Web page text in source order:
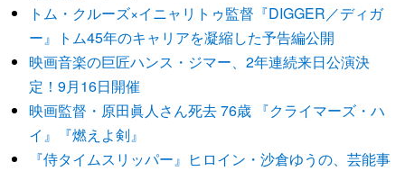
トム・クルーズ×イニャリトゥ監督『DIGGER／ディガ
ー』トム45年のキャリアを凝縮した予告編公開
映画音楽の巨匠ハンス・ジマー、2年連続来日公演決
定！9月16日開催
映画監督・原田眞人さん死去 76歳 『クライマーズ・ハ
イ』『燃えよ剣』
『侍タイムスリッパー』ヒロイン・沙倉ゆうの、芸能事